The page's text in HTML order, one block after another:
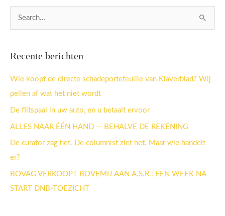
n
a
a
r
Recente berichten
Wie koopt de directe schadeportefeuille van Klaverblad? Wij
pellen af wat het niet wordt
De flitspaal in uw auto, en u betaalt ervoor
ALLES NAAR ÉÉN HAND — BEHALVE DE REKENING
De curator zag het. De columnist ziet het. Maar wie handelt
er?
BOVAG VERKOOPT BOVEMIJ AAN A.S.R.: EEN WEEK NA
START DNB-TOEZICHT